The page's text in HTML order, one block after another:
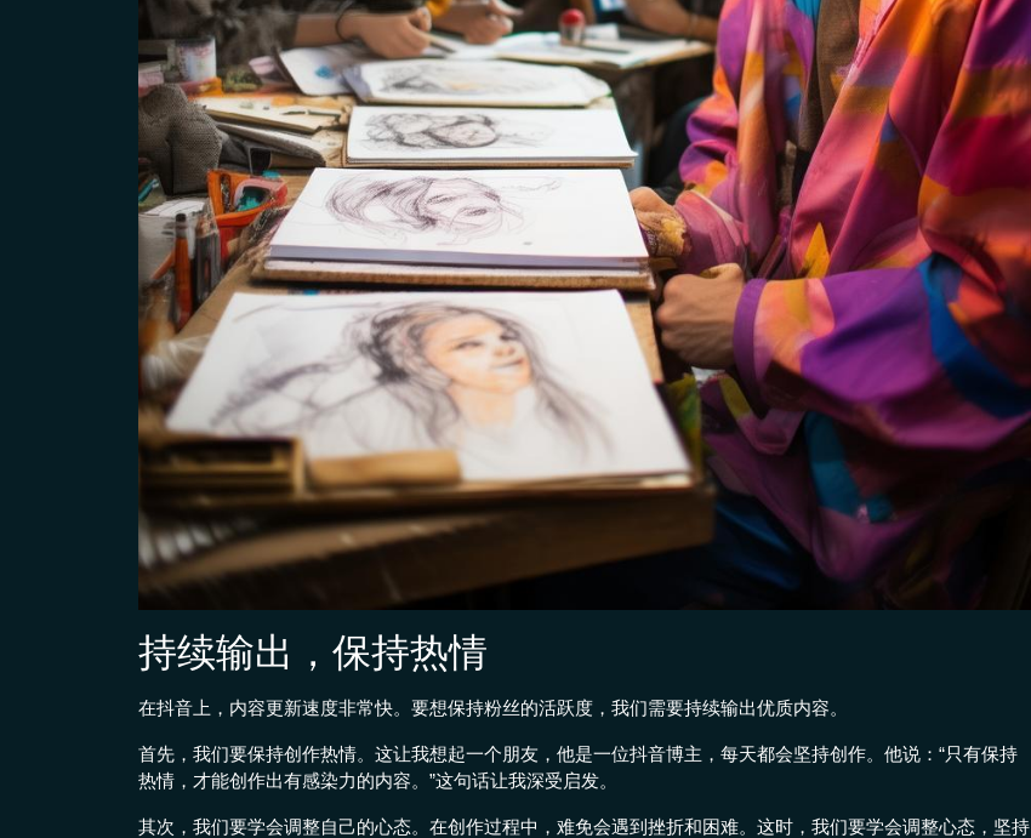
持续输出，保持热情
在抖音上，内容更新速度非常快。要想保持粉丝的活跃度，我们需要持续输出优质内容。
首先，我们要保持创作热情。这让我想起一个朋友，他是一位抖音博主，每天都会坚持创作。他说：“只有保持
热情，才能创作出有感染力的内容。”这句话让我深受启发。
其次，我们要学会调整自己的心态。在创作过程中，难免会遇到挫折和困难。这时，我们要学会调整心态，坚持